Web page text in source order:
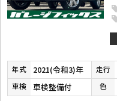
年式 2021(令和3)年 走行
車検 車検整備付 色